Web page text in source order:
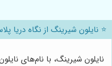
⭐️ نایلون شیرینگ از نگاه دریا
نایلون شیرینگ، با نام‌های